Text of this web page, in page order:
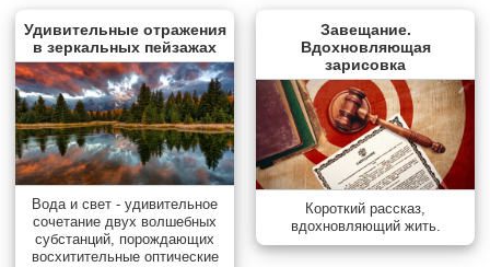
Удивительные отражения
в зеркальных пейзажах
Вода и свет - удивительное
сочетание двух волшебных
субстанций, порождающих
восхитительные оптические
Завещание.
Вдохновляющая
зарисовка
Короткий рассказ,
вдохновляющий жить.